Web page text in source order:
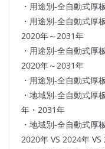
・用途別-全自動式厚
・用途別-全自動式厚
2020年～2031年
・用途別-全自動式厚
2020年～2031年
・用途別-全自動式厚
・地域別-全自動式厚
年・2031年
・地域別-全自動式厚
2020年 VS 2024年 VS